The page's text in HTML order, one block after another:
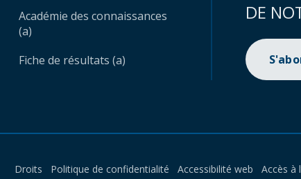
Académie des connaissances
(a)
Fiche de résultats (a)
DE
Droits Politique de confidentialité Accessibilité web Accès à